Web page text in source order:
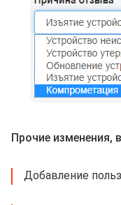
Прочие
Добавление